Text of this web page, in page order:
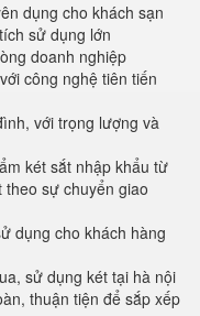
dụng cho khách sạn
sử dụng lớn
doanh nghiệp
công nghệ tiên tiến
với trọng lượng và
két sắt nhập khẩu từ
theo sự chuyển giao
dụng cho khách hàng
sử dụng két tại hà nội
thuận tiện để sắp xếp